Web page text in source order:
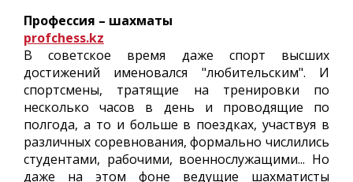
Профессия – шахматы
profchess.kz
В советское время даже спорт высших
достижений именовался "любительским". И
спортсмены, тратящие на тренировки по
несколько часов в день и проводящие по
полгода, а то и больше в поездках, участвуя в
различных соревнования, формально числились
студентами, рабочими, военнослужащими... Но
даже на этом фоне ведущие шахматисты